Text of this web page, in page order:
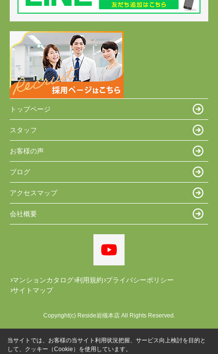
トップページ
スタッフ
お客様の声
ブログ
アクセスマップ
会社概要
マンションカタログ 利用規約 プライバシーポリシー
サイトマップ
Copyright(c) Reside岩槻本店 All Rights Reserved.
当サイトでは、お客様の当サイト利用状況把握、サービス向上検討を目的と
して、クッキー（Cookie）を使用しています。